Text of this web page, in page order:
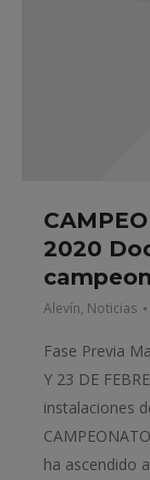
2020
Alevín, Noticias
Fase Previa
Y 23 DE
instalaciones
ha ascendido